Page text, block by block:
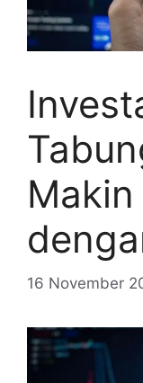
16 November